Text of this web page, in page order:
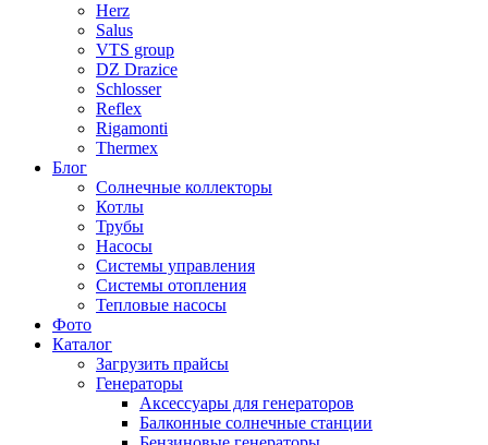
Herz
Salus
VTS group
DZ Drazice
Schlosser
Reflex
Rigamonti
Thermex
Блог
Солнечные коллекторы
Котлы
Трубы
Насосы
Системы управления
Системы отопления
Тепловые насосы
Фото
Каталог
Загрузить прайсы
Генераторы
Аксессуары для генераторов
Балконные солнечные станции